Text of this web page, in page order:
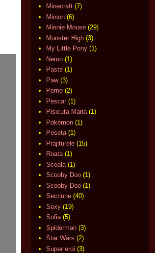
Minecraft (7)
Minion (6)
Minnie Mouse (29)
Monster High (3)
My Little Pony (1)
Nemo (1)
Paste (1)
Paw (3)
Perne (2)
Pescar (1)
Pisicuta Maria (1)
Pokémon (1)
Poseta (1)
Prajiturele (15)
Roata (1)
Scoala (1)
Scooby Doo (1)
Scooby-Doo (1)
Sectiune (40)
Sexy (19)
Sofia (5)
Spiderman (3)
Star Wars (2)
Super eroi (3)